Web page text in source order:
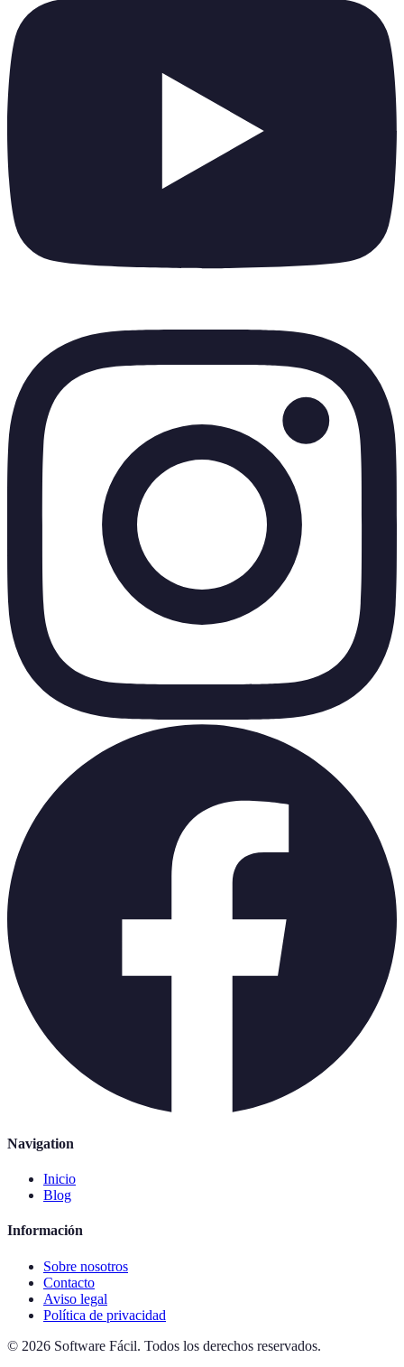
Navigation
Inicio
Blog
Información
Sobre nosotros
Contacto
Aviso legal
Política de privacidad
© 2026 Software Fácil. Todos los derechos reservados.